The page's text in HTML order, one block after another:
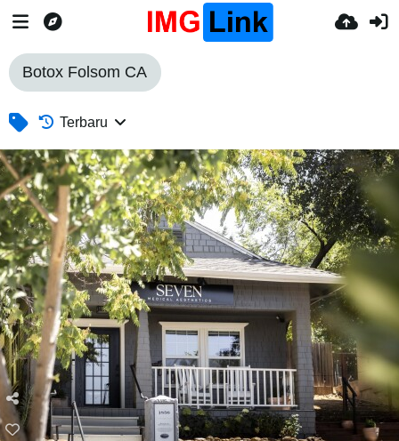
Botox Folsom CA
Terbaru